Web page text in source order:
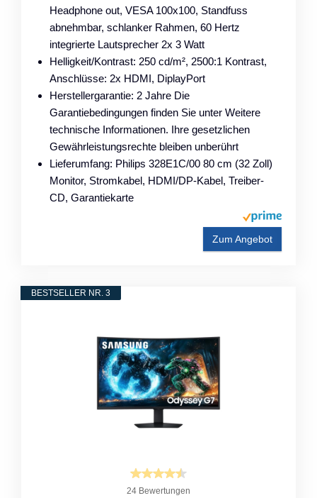
Headphone out, VESA 100x100, Standfuss
abnehmbar, schlanker Rahmen, 60 Hertz
integrierte Lautsprecher 2x 3 Watt
Helligkeit/Kontrast: 250 cd/m², 2500:1 Kontrast,
Anschlüsse: 2x HDMI, DiplayPort
Herstellergarantie: 2 Jahre Die
Garantiebedingungen finden Sie unter Weitere
technische Informationen. Ihre gesetzlichen
Gewährleistungsrechte bleiben unberührt
Lieferumfang: Philips 328E1C/00 80 cm (32 Zoll)
Monitor, Stromkabel, HDMI/DP-Kabel, Treiber-
CD, Garantiekarte
Zum Angebot
BESTSELLER NR. 3
24 Bewertungen